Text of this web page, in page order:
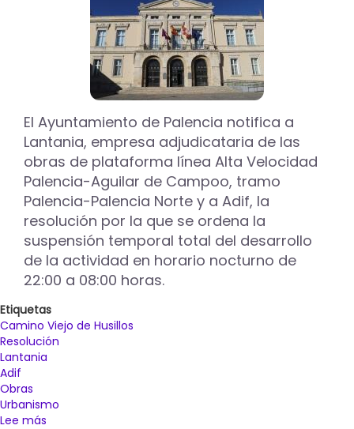
El Ayuntamiento de Palencia notifica a
Lantania, empresa adjudicataria de las
obras de plataforma línea Alta Velocidad
Palencia-Aguilar de Campoo, tramo
Palencia-Palencia Norte y a Adif, la
resolución por la que se ordena la
suspensión temporal total del desarrollo
de la actividad en horario nocturno de
22:00 a 08:00 horas.
Etiquetas
Camino Viejo de Husillos
Resolución
Lantania
Adif
Obras
Urbanismo
Lee más